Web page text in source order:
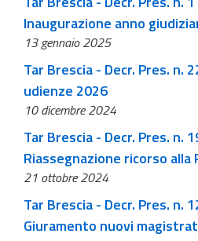
Inaugurazione anno
convocazione
13 gennaio 2025
Tar Brescia - Decr. Pres. n.
udienze 2026
10 dicembre 2024
Tar Brescia - Decr. Pres. n.
Riassegnazione ricorso alla
21 ottobre 2024
Tar Brescia - Decr. Pres. n.
Giuramento nuovi